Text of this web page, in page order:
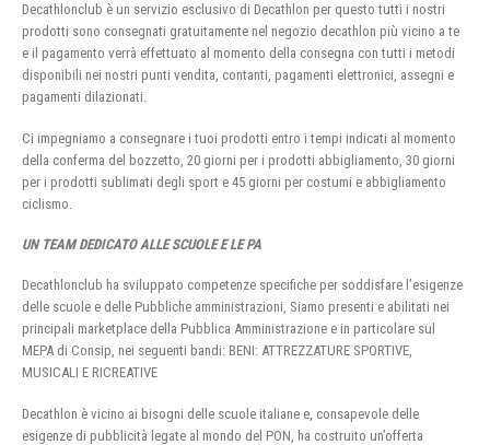
Decathlonclub è un servizio esclusivo di Decathlon per questo tutti i nostri
prodotti sono consegnati gratuitamente nel negozio decathlon più vicino a te
e il pagamento verrà effettuato al momento della consegna con tutti i metodi
disponibili nei nostri punti vendita, contanti, pagamenti elettronici, assegni e
pagamenti dilazionati.
Ci impegniamo a consegnare i tuoi prodotti entro i tempi indicati al momento
della conferma del bozzetto, 20 giorni per i prodotti abbigliamento, 30 giorni
per i prodotti sublimati degli sport e 45 giorni per costumi e abbigliamento
ciclismo.
UN TEAM DEDICATO ALLE SCUOLE E LE PA
Decathlonclub ha sviluppato competenze specifiche per soddisfare l’esigenze
delle scuole e delle Pubbliche amministrazioni, Siamo presenti e abilitati nei
principali marketplace della Pubblica Amministrazione e in particolare sul
MEPA di Consip, nei seguenti bandi: BENI: ATTREZZATURE SPORTIVE,
MUSICALI E RICREATIVE
Decathlon è vicino ai bisogni delle scuole italiane e, consapevole delle
esigenze di pubblicità legate al mondo del PON, ha costruito un’offerta